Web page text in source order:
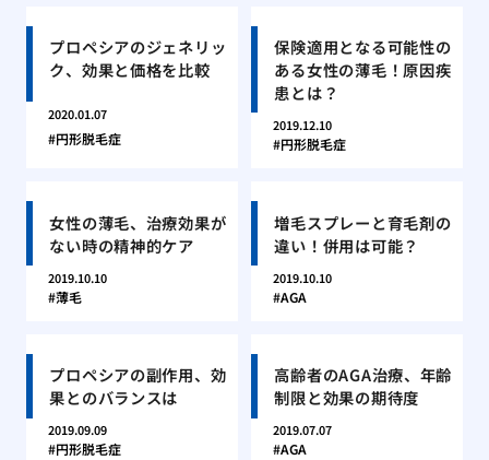
プロペシアのジェネリッ
ク、効果と価格を比較
2020.01.07
円形脱毛症
保険適用となる可能性の
ある女性の薄毛！原因疾
患とは？
2019.12.10
円形脱毛症
女性の薄毛、治療効果が
ない時の精神的ケア
2019.10.10
薄毛
増毛スプレーと育毛剤の
違い！併用は可能？
2019.10.10
AGA
プロペシアの副作用、効
果とのバランスは
2019.09.09
円形脱毛症
高齢者のAGA治療、年齢
制限と効果の期待度
2019.07.07
AGA